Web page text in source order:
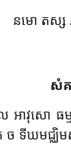
នមោ តស្ស
សំគ
អាវុសោ ធ
ទីឃមជ្ឈិមសំ